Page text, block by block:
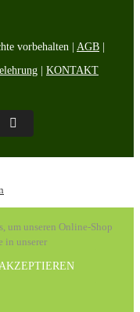
vorbehalten | AGB
KONTAKT
Instagram
um unseren Online-Shop
in unserer
AKZEPTIEREN